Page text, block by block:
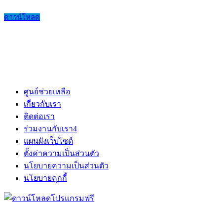
ดาวน์โหลด
ศูนย์ช่วยเหลือ
เกี่ยวกับเรา
ติดต่อเรา
ร่วมงานกับเรา4
แผนผังเว็บไซต์
ตั้งค่าความเป็นส่วนตัว
นโยบายความเป็นส่วนตัว
นโยบายคุกกี้